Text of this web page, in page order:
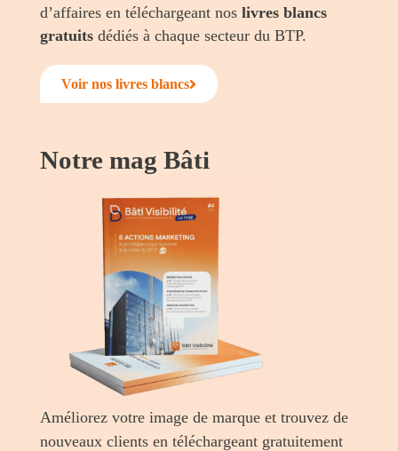
d’affaires en téléchargeant nos livres blancs
gratuitsdédiés à chaque secteur du BTP.
Voir nos livres blancs
Notre mag Bâti
Améliorez votre image de marque et trouvez de
nouveaux clients en téléchargeant gratuitement